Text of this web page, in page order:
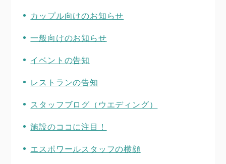
カップル向けのお知らせ
一般向けのお知らせ
イベントの告知
レストランの告知
スタッフブログ（ウエディング）
施設のココに注目！
エスポワールスタッフの横顔